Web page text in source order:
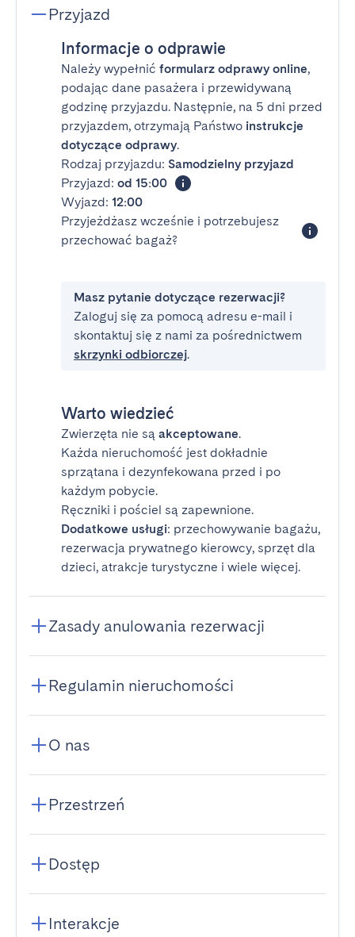
Przyjazd
Informacje o odprawie
Należy wypełnić formularz odprawy online,
podając dane pasażera i przewidywaną
godzinę przyjazdu. Następnie, na 5 dni przed
przyjazdem, otrzymają Państwo instrukcje
dotyczące odprawy.
Rodzaj przyjazdu: Samodzielny przyjazd
Przyjazd: od 15:00
Wyjazd: 12:00
Przyjeżdżasz wcześnie i potrzebujesz
przechować bagaż?
Masz pytanie dotyczące rezerwacji?
Zaloguj się za pomocą adresu e-mail i
skontaktuj się z nami za pośrednictwem
skrzynki odbiorczej.
Warto wiedzieć
Zwierzęta nie są akceptowane.
Każda nieruchomość jest dokładnie
sprzątana i dezynfekowana przed i po
każdym pobycie.
Ręczniki i pościel są zapewnione.
Dodatkowe usługi: przechowywanie bagażu,
rezerwacja prywatnego kierowcy, sprzęt dla
dzieci, atrakcje turystyczne i wiele więcej.
Zasady anulowania rezerwacji
Regulamin nieruchomości
O nas
Przestrzeń
Dostęp
Interakcje